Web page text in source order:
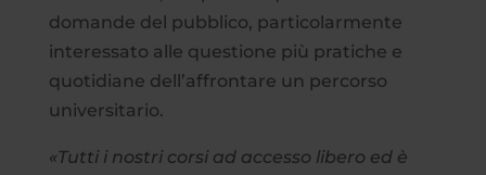
domande del pubblico, particolarmente
interessato alle questione più pratiche e
quotidiane dell’affrontare un percorso
universitario.
«Tutti i nostri corsi ad accesso libero ed è